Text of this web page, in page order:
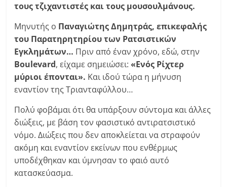
τους τζιχαντιστές και τους μουσουλμάνους.
Μηνυτής ο Παναγιώτης Δημητράς, επικεφαλής
του Παρατηρητηρίου των Ρατσιστικών
Εγκλημάτων… Πριν από έναν χρόνο, εδώ, στην
Boulevard, είχαμε σημειώσει:«Ενός Ρίχτερ
μύριοι έπονται». Και ιδού τώρα η μήνυση
εναντίον της Τριανταφύλλου…
Πολύ φοβάμαι ότι θα υπάρξουν σύντομα και άλλες
διώξεις, με βάση τον φασιστικό αντιρατσιστικό
νόμο. Διώξεις που δεν αποκλείεται να στραφούν
ακόμη και εναντίον εκείνων που ενθέρμως
υποδέχθηκαν και ύμνησαν το φαιό αυτό
κατασκεύασμα.